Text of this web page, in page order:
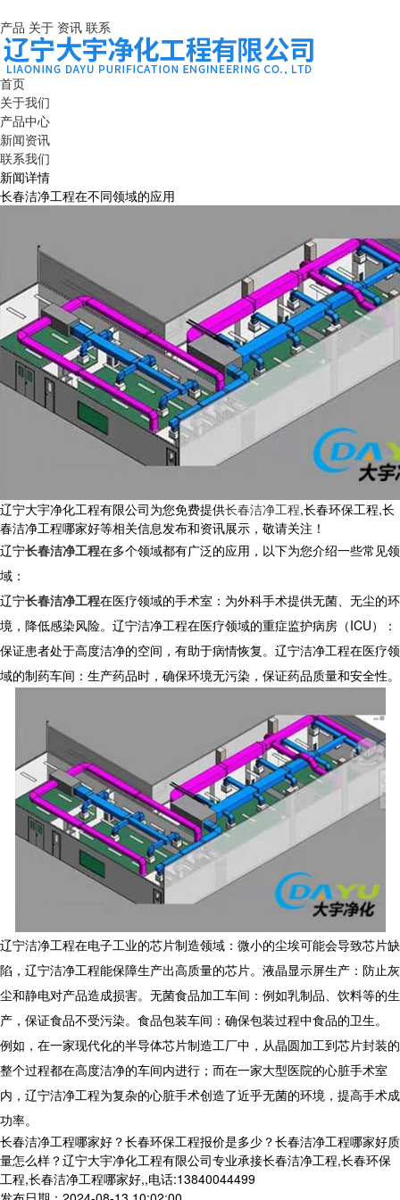
产品 关于 资讯 联系
首页
关于我们
产品中心
新闻资讯
联系我们
新闻详情
长春洁净工程在不同领域的应用
辽宁大宇净化工程有限公司为您免费提供长春洁净工程,长春环保工程,长
春洁净工程哪家好等相关信息发布和资讯展示，敬请关注！
辽宁长春洁净工程在多个领域都有广泛的应用，以下为您介绍一些常见领
域：
辽宁长春洁净工程在医疗领域的手术室：为外科手术提供无菌、无尘的环
境，降低感染风险。辽宁洁净工程在医疗领域的重症监护病房（ICU）：
保证患者处于高度洁净的空间，有助于病情恢复。辽宁洁净工程在医疗领
域的制药车间：生产药品时，确保环境无污染，保证药品质量和安全性。
辽宁洁净工程在电子工业的芯片制造领域：微小的尘埃可能会导致芯片缺
陷，辽宁洁净工程能保障生产出高质量的芯片。液晶显示屏生产：防止灰
尘和静电对产品造成损害。无菌食品加工车间：例如乳制品、饮料等的生
产，保证食品不受污染。食品包装车间：确保包装过程中食品的卫生。
例如，在一家现代化的半导体芯片制造工厂中，从晶圆加工到芯片封装的
整个过程都在高度洁净的车间内进行；而在一家大型医院的心脏手术室
内，辽宁洁净工程为复杂的心脏手术创造了近乎无菌的环境，提高手术成
功率。
长春洁净工程哪家好？长春环保工程报价是多少？长春洁净工程哪家好质
量怎么样？辽宁大宇净化工程有限公司专业承接长春洁净工程,长春环保
工程,长春洁净工程哪家好,,电话:13840044499